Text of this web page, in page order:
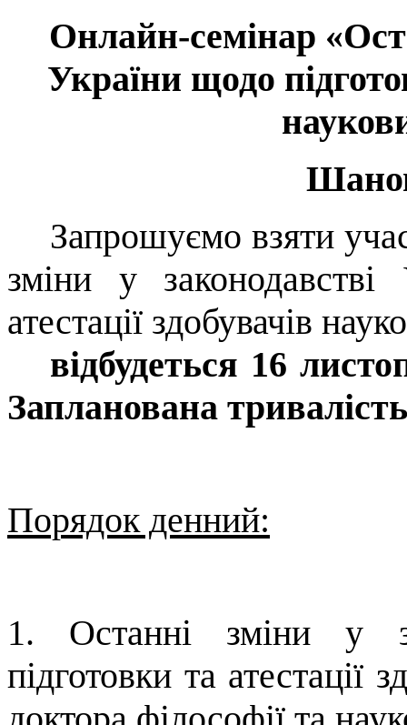
Онлайн-семінар
України щодо
Запрошуємо взяти
зміни у
атестації здобувачів
відбудеться 16
Запланована
Порядок денний:
1. Останні зміни у
підготовки та атестації